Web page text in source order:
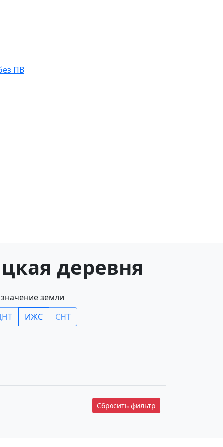
ПВ
деревня
земли
ИЖС СНТ
Сбросить фильтр